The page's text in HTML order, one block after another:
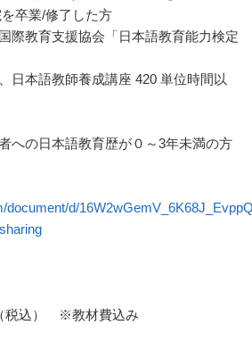
卒業/修了した方
際教育支援協会「日本語教育能力検定
日本語教師養成講座 420 単位時間以
への日本語教育歴が０～3年未満の方
document/d/
税込） ※教材費込み